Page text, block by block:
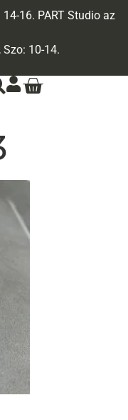
16. PART Studio az
Szo: 10-14.